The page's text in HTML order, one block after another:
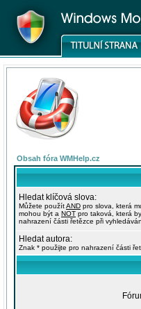
Obsah fóra WMHelp.cz
Hledat klíčová slova:
Můžete použítAND pro slova, která
mohou být a NOT pro taková, která
nahrazení části řetězce při
Hledat autora:
Znak * použijte pro nahrazení části